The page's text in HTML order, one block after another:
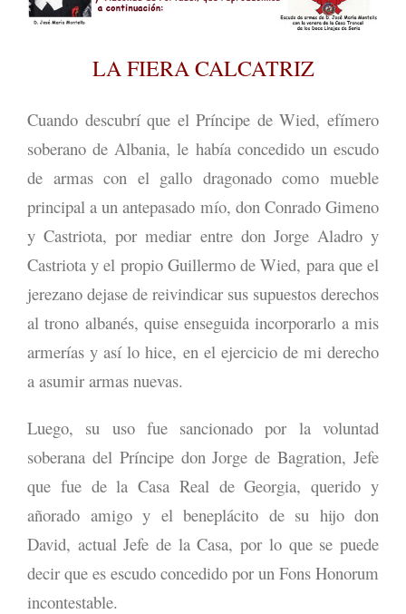
LA FIERA CALCATRIZ
Cuando descubrí que el Príncipe de Wied, efímero
soberano de Albania, le había concedido un escudo
de armas con el gallo dragonado como mueble
principal a un antepasado mío, don Conrado Gimeno
y Castriota, por mediar entre don Jorge Aladro y
Castriota y el propio Guillermo de Wied, para que el
jerezano dejase de reivindicar sus supuestos derechos
al trono albanés, quise enseguida incorporarlo a mis
armerías y así lo hice, en el ejercicio de mi derecho
a asumir armas nuevas.
Luego, su uso fue sancionado por la voluntad
soberana del Príncipe don Jorge de Bagration, Jefe
que fue de la Casa Real de Georgia, querido y
añorado amigo y el beneplácito de su hijo don
David, actual Jefe de la Casa, por lo que se puede
decir que es escudo concedido por un Fons Honorum
incontestable.